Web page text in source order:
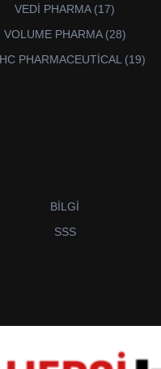
VEDİ PHARMA 1717
VOLUME PHARMA 2828
PHARMACEUTİCAL 1919
BİLGİ
SSS